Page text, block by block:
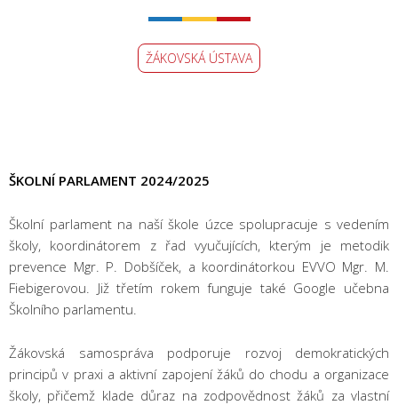
ŽÁKOVSKÁ ÚSTAVA
ŠKOLNÍ PARLAMENT 2024/2025
Školní parlament na naší škole úzce spolupracuje s vedením
školy, koordinátorem z řad vyučujících, kterým je metodik
prevence Mgr. P. Dobšíček, a koordinátorkou EVVO Mgr. M.
Fiebigerovou. Již třetím rokem funguje také Google učebna
Školního parlamentu.
Žákovská samospráva podporuje rozvoj demokratických
principů v praxi a aktivní zapojení žáků do chodu a organizace
školy, přičemž klade důraz na zodpovědnost žáků za vlastní